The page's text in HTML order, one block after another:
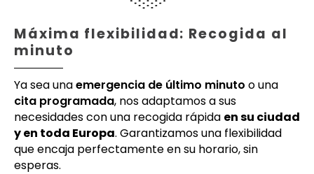
Máxima flexibilidad: Recogida al
minuto
Ya sea unaemergencia de último minuto o una
cita programada, nos adaptamos a sus
necesidades con una recogida rápida en su ciudad
y en toda Europa. Garantizamos una flexibilidad
que encaja perfectamente en su horario, sin
esperas.